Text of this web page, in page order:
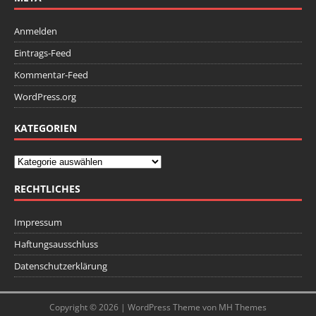
Anmelden
Eintrags-Feed
Kommentar-Feed
WordPress.org
KATEGORIEN
RECHTLICHES
Impressum
Haftungsausschluss
Datenschutzerklärung
Copyright © 2026 | WordPress Theme von MH Themes